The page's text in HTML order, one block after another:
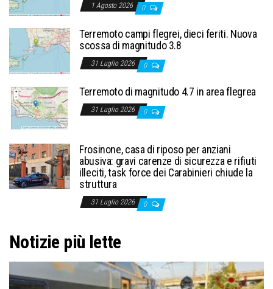
1 Agosto 2026 0
Terremoto campi flegrei, dieci feriti. Nuova
scossa di magnitudo 3.8
31 Luglio 2026 0
Terremoto di magnitudo 4.7 in area flegrea
31 Luglio 2026 0
Frosinone, casa di riposo per anziani
abusiva: gravi carenze di sicurezza e rifiuti
illeciti, task force dei Carabinieri chiude la
struttura
31 Luglio 2026 0
Notizie più lette